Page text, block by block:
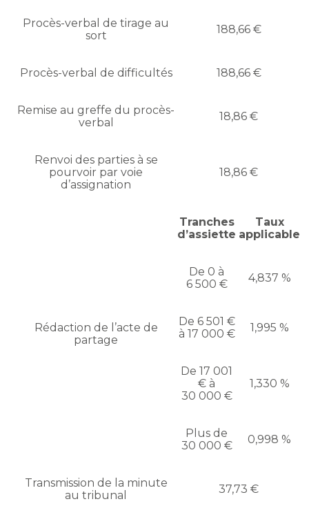
Procès-verbal de tirage au
sort
188,66 €
Procès-verbal de difficultés 188,66 €
Remise au greffe du procès-
verbal
18,86 €
Renvoi des parties à se
pourvoir par voie
d’assignation
18,86 €
Rédaction de l’acte de
partage
Tranches
d’assiette
Taux
applicable
De 0 à
6 500 €
4,837 %
De 6 501 €
à 17 000 €
1,995 %
De 17 001
€ à
30 000 €
1,330 %
Plus de
30 000 €
0,998 %
Transmission de la minute
au tribunal
37,73 €